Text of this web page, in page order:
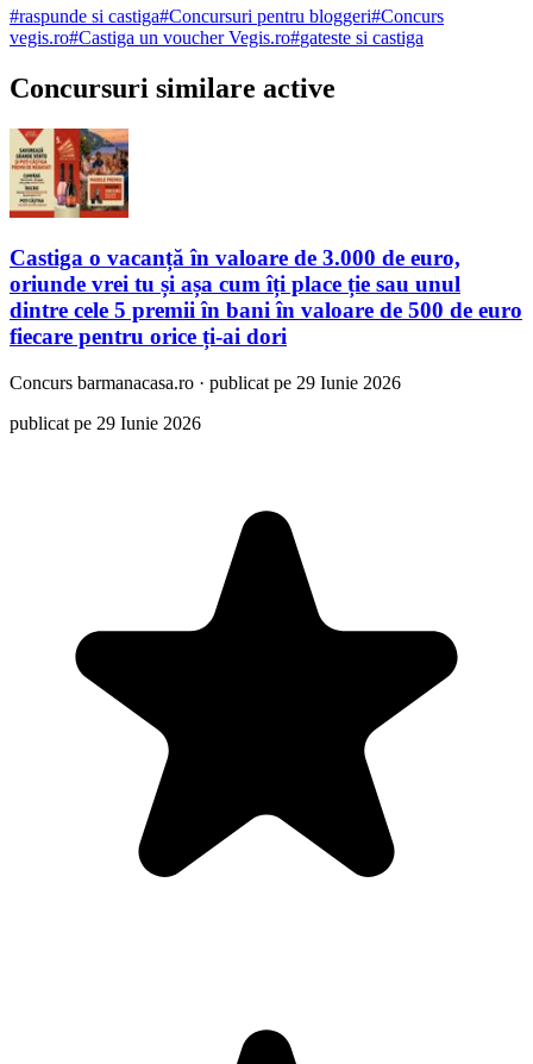
#raspunde si castiga#Concursuri pentru bloggeri#Concurs
vegis.ro#Castiga un voucher Vegis.ro#gateste si castiga
Concursuri similare active
Castiga o vacanță în valoare de 3.000 de euro,
oriunde vrei tu și așa cum îți place ție sau unul
dintre cele 5 premii în bani în valoare de 500 de euro
fiecare pentru orice ți-ai dori
Concurs barmanacasa.ro · publicat pe 29 Iunie 2026
publicat pe 29 Iunie 2026